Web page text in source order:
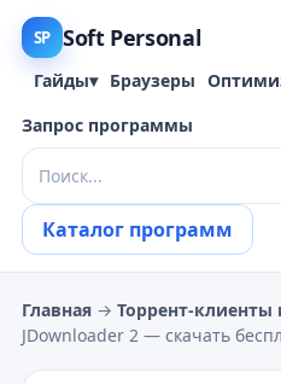
SP Soft Personal
Гайды▾ Браузеры
Запрос программы
Каталог программ
Главная → Торрент‑клиенты
JDownloader 2 — скачать